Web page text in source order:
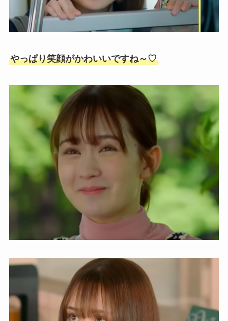
やっぱり笑顔がかわいいですね～♡